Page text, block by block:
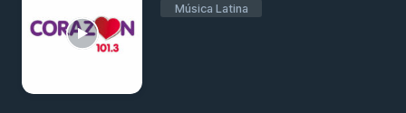
Música Latina